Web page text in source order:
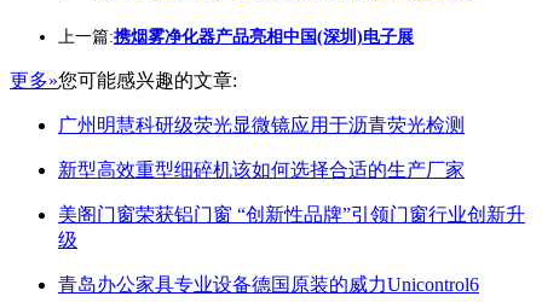
上一篇:携烟雾净化器产品亮相中国(深圳)电子展
更多»您可能感兴趣的文章:
广州明慧科研级荧光显微镜应用于沥青荧光检测
新型高效重型细碎机该如何选择合适的生产厂家
美阁门窗荣获铝门窗 “创新性品牌”引领门窗行业创新升
级
青岛办公家具专业设备德国原装的威力Unicontrol6